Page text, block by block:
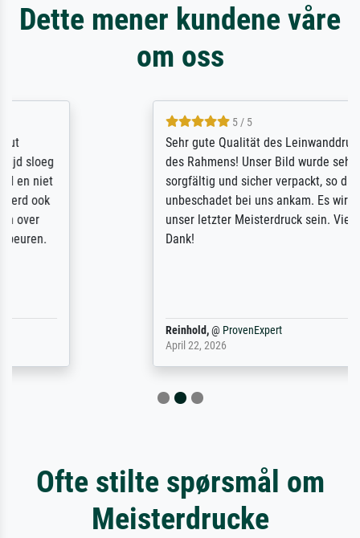
Dette mener kundene våre
om oss
Sehr gute Qualität des Leinwanddrucks und
des Rahmens! Unser Bild wurde sehr
sorgfältig und sicher verpackt, so dass es
unbeschadet bei uns ankam. Es wird nicht
unser letzter Meisterdruck sein. Vielen
ProvenExpert
Ofte stilte spørsmål om
Meisterdrucke